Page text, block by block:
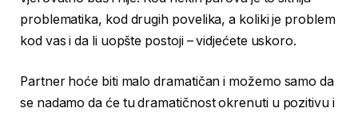
problematika, kod drugih povelika, a koliki je problem
kod vas i da li uopšte postoji – vidjećete uskoro.
Partner hoće biti malo dramatičan i možemo samo da
se nadamo da će tu dramatičnost okrenuti u pozitivu i